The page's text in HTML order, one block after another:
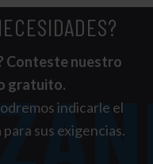
Conteste nuestro
gratuito.
indicarle el
sus exigencias.